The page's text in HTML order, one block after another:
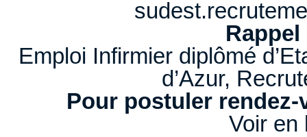
Emploi Infirmier diplômé
d’Azur,
Pour postuler rendez-
Voir